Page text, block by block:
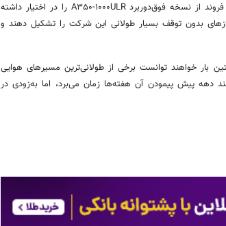
براساس برنامه فعلی، کانتاس قصد دارد در مجموع ۱۲ فروند از نسخه فوق‌دوربرد A۳۵۰-۱۰۰۰ULR را در اختیار داشته
بدون توقف بسیار طولانی این شرکت را تشکیل دهند و
بار خواهند توانست برخی از طولانی‌ترین مسیرهای هوایی
دهه پیش پیمودن آن هفته‌ها زمان می‌برد، اما به‌زودی در